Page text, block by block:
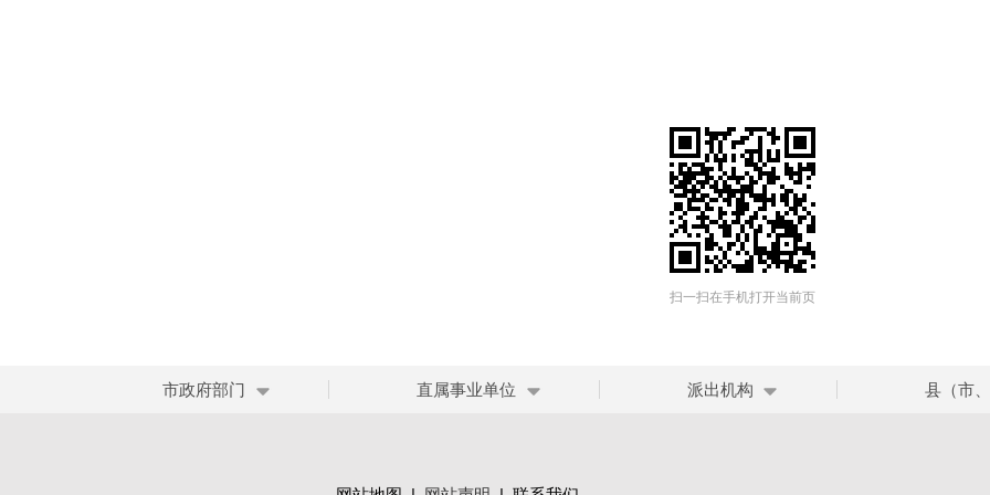
扫一扫在手机打开当前页
市政府部门 直属事业单位 派出机构 县（市